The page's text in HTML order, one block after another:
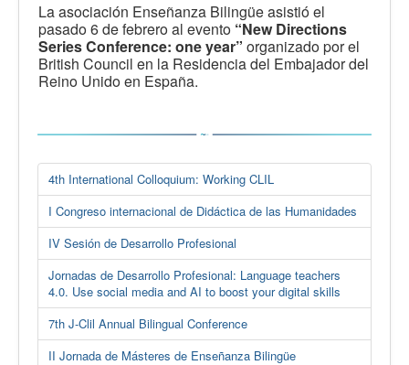
La asociación Enseñanza Bilingüe asistió el
pasado 6 de febrero al evento “New Directions
Series Conference: one year” organizado por el
British Council en la Residencia del Embajador del
Reino Unido en España.
4th International Colloquium: Working CLIL
I Congreso internacional de Didáctica de las Humanidades
IV Sesión de Desarrollo Profesional
Jornadas de Desarrollo Profesional: Language teachers
4.0. Use social media and AI to boost your digital skills
7th J-Clil Annual Bilingual Conference
II Jornada de Másteres de Enseñanza Bilingüe